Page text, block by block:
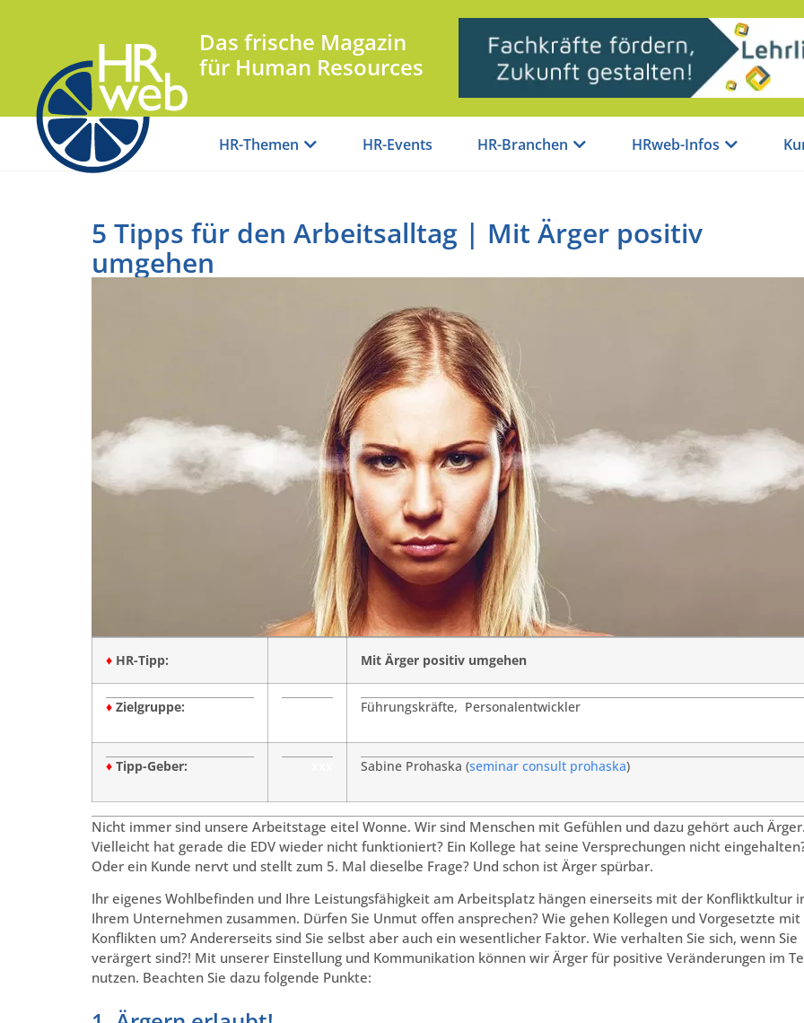
Das frische Magazin
für Human Resources
HR-Themen HR-Events HR-Branchen HRweb-Infos
5 Tipps für den Arbeitsalltag | Mit Ärger positiv
umgehen
♦ HR-Tipp: Mit Ärger positiv umgehen
♦ Zielgruppe: Führungskräfte, Personalentwickler
♦ Tipp-Geber: Sabine Prohaska (seminar consult prohaska)
Nicht immer sind unsere Arbeitstage eitel Wonne. Wir sind Menschen mit Gefühlen und dazu gehört auch Ärger.
Vielleicht hat gerade die EDV wieder nicht funktioniert? Ein Kollege hat seine Versprechungen nicht
Oder ein Kunde nervt und stellt zum 5. Mal dieselbe Frage? Und schon ist Ärger spürbar.
Ihr eigenes Wohlbefinden und Ihre Leistungsfähigkeit am Arbeitsplatz hängen einerseits mit der Konfliktkultur
Ihrem Unternehmen zusammen. Dürfen Sie Unmut offen ansprechen? Wie gehen Kollegen und Vorgesetzte mit
Konflikten um? Andererseits sind Sie selbst aber auch ein wesentlicher Faktor. Wie verhalten Sie sich, wenn Sie
verärgert sind?! Mit unserer Einstellung und Kommunikation können wir Ärger für positive Veränderungen im
nutzen. Beachten Sie dazu folgende Punkte: